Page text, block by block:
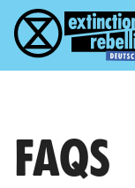
FAQS